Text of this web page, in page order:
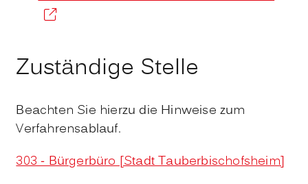
Zuständige Stelle
Beachten Sie hierzu die Hinweise zum
Verfahrensablauf.
303 - Bürgerbüro [Stadt Tauberbischofsheim]